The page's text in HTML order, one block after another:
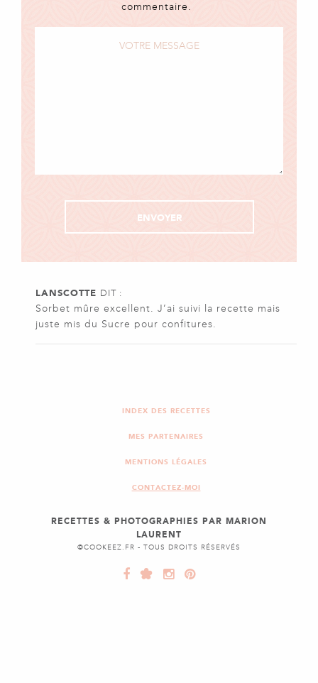
commentaire.
LANSCOTTE DIT :
Sorbet mûre excellent. J’ai suivi la recette mais
juste mis du Sucre pour confitures.
INDEX DES RECETTES
MES PARTENAIRES
MENTIONS LÉGALES
CONTACTEZ-MOI
RECETTES & PHOTOGRAPHIES PAR MARION
LAURENT
©COOKEEZ.FR - TOUS DROITS RÉSERVÉS